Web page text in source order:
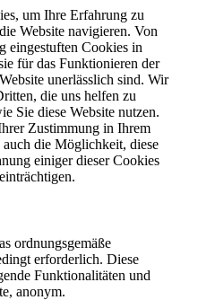
um Ihre Erfahrung zu
Website navigieren. Von
eingestuften Cookies in
für das Funktionieren der
unerlässlich sind. Wir
die uns helfen zu
Sie diese Website nutzen.
Zustimmung in Ihrem
die Möglichkeit, diese
einiger dieser Cookies
ordnungsgemäße
erforderlich. Diese
Funktionalitäten und
anonym.